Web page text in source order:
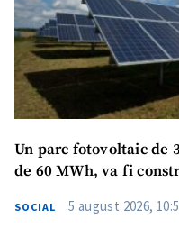
Un parc fotovoltaic de
de 60 MWh, va fi
SOCIAL 5 august 2026,